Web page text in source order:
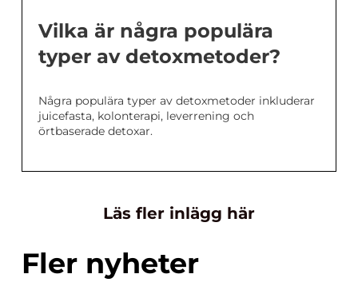
Vilka är några populära
typer av detoxmetoder?
Några populära typer av detoxmetoder inkluderar
juicefasta, kolonterapi, leverrening och
örtbaserade detoxar.
Läs fler inlägg här
Fler nyheter